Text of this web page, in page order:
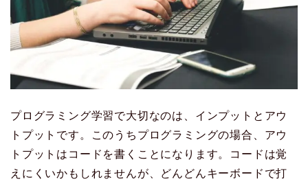
プログラミング学習で大切なのは、インプットとアウ
トプットです。このうちプログラミングの場合、アウ
トプットはコードを書くことになります。コードは覚
えにくいかもしれませんが、どんどんキーボードで打